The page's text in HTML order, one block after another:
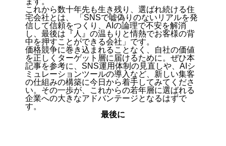
これから数十年先も生き残り、選ばれ続ける住
宅会社とは、 「SNSで嘘偽りのないリアルを発
信して信頼をつくり、AIの論理で不安を解消
し、最後は『人』の温もりと情熱でお客様の背
中を押すことができる会社」です。
価格競争に巻き込まれることなく、自社の価値
を正しくターゲット層に届けるために。ぜひ本
記事を参考に、SNS運用体制の見直しや、AIシ
ミュレーションツールの導入など、新しい集客
の仕組みの構築に今日から着手してみてくださ
い。その一歩が、これからの若年層に選ばれる
企業への大きなアドバンテージとなるはずで
す。
最後に